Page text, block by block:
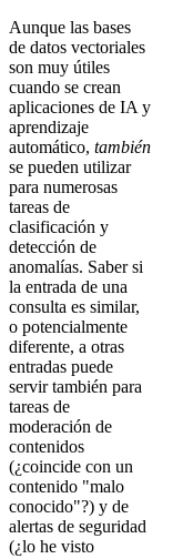
Aunque las bases
de datos vectoriales
son muy útiles
cuando se crean
aplicaciones de IA y
aprendizaje
automático, también
se pueden utilizar
para numerosas
tareas de
clasificación y
detección de
anomalías. Saber si
la entrada de una
consulta es similar,
o potencialmente
diferente, a otras
entradas puede
servir también para
tareas de
moderación de
contenidos
(¿coincide con un
contenido "malo
conocido"?) y de
alertas de seguridad
(¿lo he visto